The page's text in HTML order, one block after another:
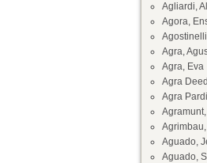
Agliardi,
Agora,
Agra,
Agra, Eva
Agra
Agra
Aguado,
Aguado,